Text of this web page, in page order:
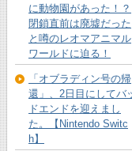
に動物園があった！？
閉鎖直前は廃墟だった
と噂のレオマアニマル
ワールドに迫る！
「オブラディン号の帰
還」、2日目にしてバ
ドエンドを迎えまし
た。【Nintendo Switc
h】